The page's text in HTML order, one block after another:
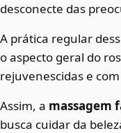
desconecte das
A prática regular
o aspecto geral do
rejuvenescidas e
Assim, a massagem
busca cuidar da